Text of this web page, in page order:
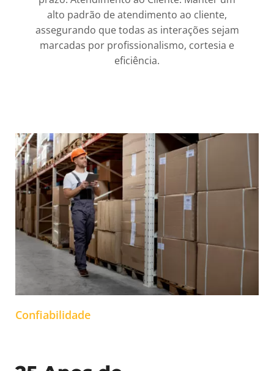
alto padrão de atendimento ao cliente,
assegurando que todas as interações sejam
marcadas por profissionalismo, cortesia e
eficiência.
Confiabilidade